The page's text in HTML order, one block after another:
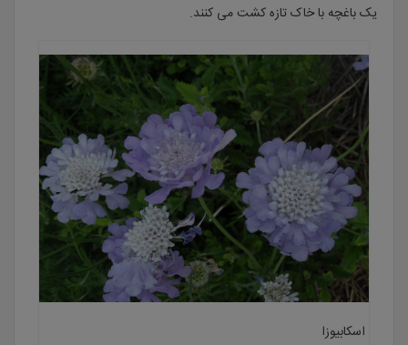
یک باغچه با خاک تازه کشت می کنند.
اسکابیوزا